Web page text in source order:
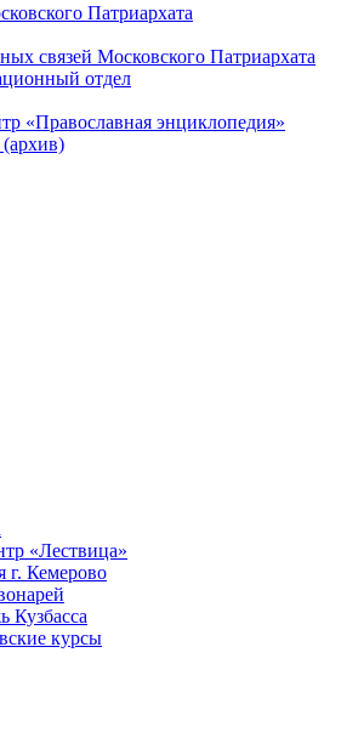
Патриархата
связей Московского Патриархата
отдел
«Православная энциклопедия»
(архив)
«Лествица»
г. Кемерово
Кузбасса
курсы